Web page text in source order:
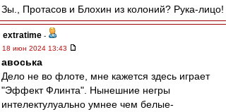
Зы., Протасов и Блохин из колоний? Рука-лицо!
extratime -
18 июн 2024 13:43
авоська
Дело не во флоте, мне кажется здесь играет
"Эффект Флинта". Нынешние негры
интелектулуально умнее чем белые-